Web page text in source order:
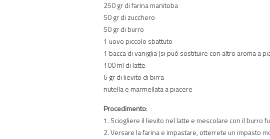
250 gr di farina manitoba
50 gr di zucchero
50 gr di burro
1 uovo piccolo sbattuto
1 bacca di vaniglia (si può sostituire con altro aroma a
100 ml di latte
6 gr di lievito di birra
nutella e marmellata a piacere
Procedimento:
1. Sciogliere il lievito nel latte e mescolare con il burro
2. Versare la farina e impastare, otterrete un impasto